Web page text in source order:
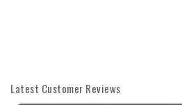
Latest Customer Reviews